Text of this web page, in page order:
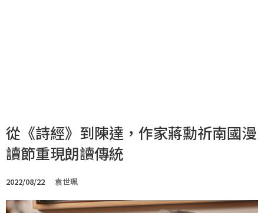
從《詩經》到陳達，作家蔣勳祈南國漫
讀節重現朗讀傳統
2022/08/22 袁世珮